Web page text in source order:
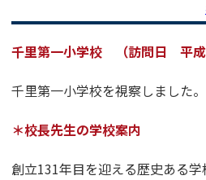
千里第一小学校 （訪問日 平成
千里第一小学校を視察しました。
＊校長先生の学校案内
創立131年目を迎える歴史ある